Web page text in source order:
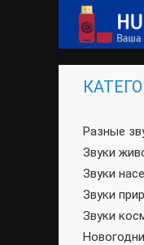
Разные
Звуки
Звуки
Звуки
Звуки